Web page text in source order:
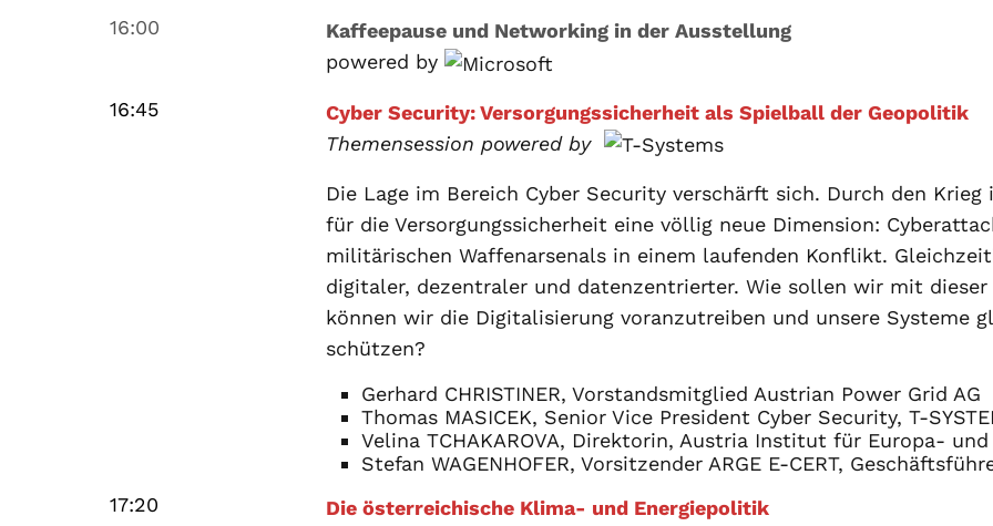
16:00
Kaffeepause und Networking in der Ausstellung
powered by
16:45
Cyber Security: Versorgungssicherheit als Spielball der Geopolitik
Themensession powered by
Die Lage im Bereich Cyber Security verschärft sich. Durch den
für die Versorgungssicherheit eine völlig neue Dimension:
militärischen Waffenarsenals in einem laufenden Konflikt.
digitaler, dezentraler und datenzentrierter. Wie sollen wir mit dieser
können wir die Digitalisierung voranzutreiben und unsere Systeme
schützen?
Gerhard CHRISTINER, Vorstandsmitglied Austrian Power Grid AG
Thomas MASICEK, Senior Vice President Cyber Security, T-
Velina TCHAKAROVA, Direktorin, Austria Institut für Europa-
Stefan WAGENHOFER, Vorsitzender ARGE E-CERT,
17:20
Die österreichische Klima- und Energiepolitik